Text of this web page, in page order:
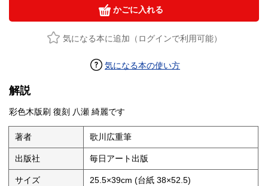
かごに入れる
気になる本に追加（ログインで利用可能）
気になる本の使い方
解説
彩色木版刷 復刻 八瀬 綺麗です
著者 歌川広重筆
出版社 毎日アート出版
サイズ 25.5×39cm (台紙 38×52.5)